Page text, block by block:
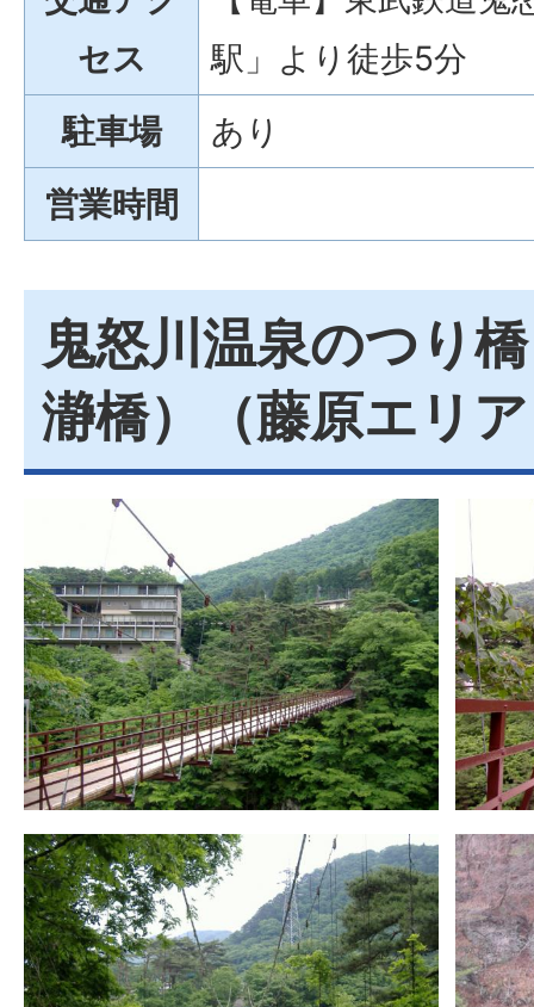
セス
駅」より徒歩5分
駐車場
あり
営業時間
鬼怒川温泉のつり
瀞橋）（藤原エリ